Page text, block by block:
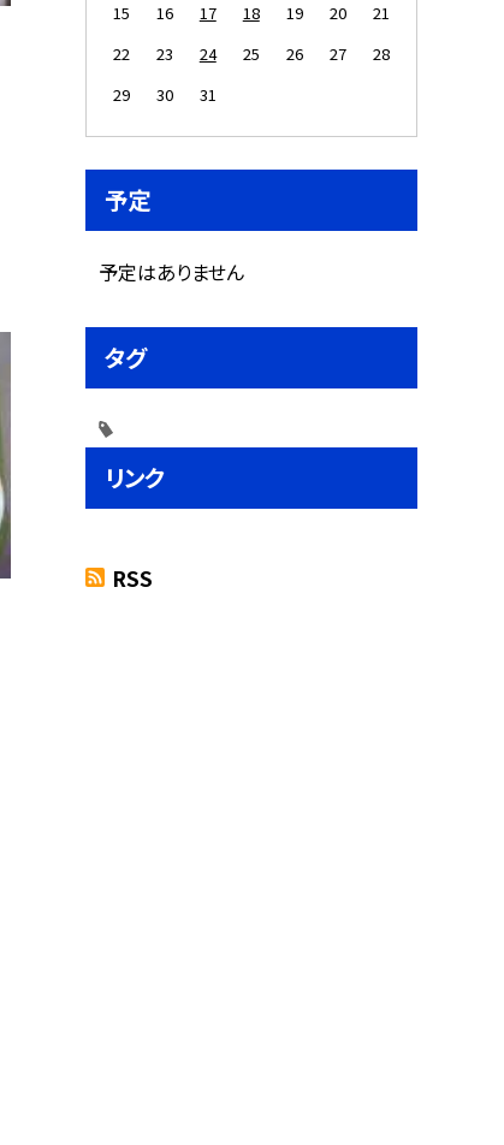
15
16 17 18 19 20
21
22
23 24 25 26 27
28
29
30 31
予定
予定はありません
タグ
リンク
RSS